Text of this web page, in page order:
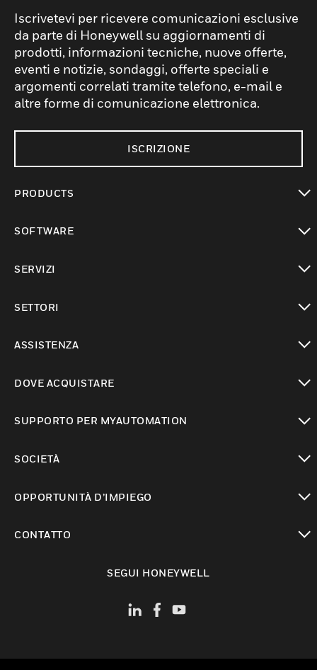
Iscrivetevi per ricevere comunicazioni esclusive
da parte di Honeywell su aggiornamenti di
prodotti, informazioni tecniche, nuove offerte,
eventi e notizie, sondaggi, offerte speciali e
argomenti correlati tramite telefono, e-mail e
altre forme di comunicazione elettronica.
ISCRIZIONE
PRODUCTS
SOFTWARE
SERVIZI
SETTORI
ASSISTENZA
DOVE ACQUISTARE
SUPPORTO PER MYAUTOMATION
SOCIETÀ
OPPORTUNITÀ D’IMPIEGO
CONTATTO
SEGUI HONEYWELL